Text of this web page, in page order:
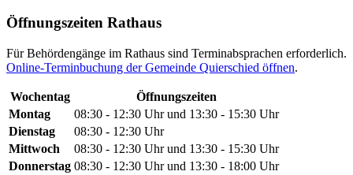
Öffnungszeiten Rathaus
Für Behördengänge im Rathaus sind Terminabsprachen erforderlich.
Online-Terminbuchung der Gemeinde Quierschied öffnen.
Wochentag
Öffnungszeiten
Montag
08:30 - 12:30 Uhr und 13:30 - 15:30 Uhr
Dienstag
08:30 - 12:30 Uhr
Mittwoch
08:30 - 12:30 Uhr und 13:30 - 15:30 Uhr
Donnerstag 08:30 - 12:30 Uhr und 13:30 - 18:00 Uhr